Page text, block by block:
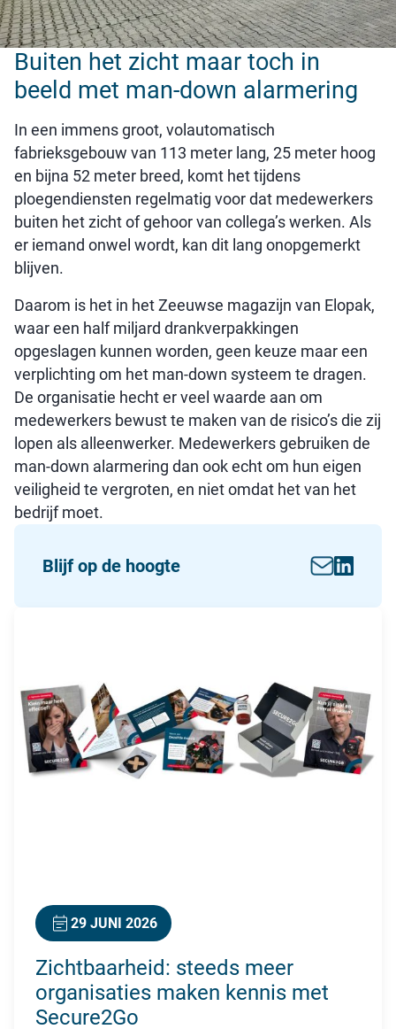
Buiten het zicht maar toch in
beeld met man-down alarmering
In een immens groot, volautomatisch
fabrieksgebouw van 113 meter lang, 25 meter hoog
en bijna 52 meter breed, komt het tijdens
ploegendiensten regelmatig voor dat medewerkers
buiten het zicht of gehoor van collega’s werken. Als
er iemand onwel wordt, kan dit lang onopgemerkt
blijven.
Daarom is het in het Zeeuwse magazijn van Elopak,
waar een half miljard drankverpakkingen
opgeslagen kunnen worden, geen keuze maar een
verplichting om het man-down systeem te dragen.
De organisatie hecht er veel waarde aan om
medewerkers bewust te maken van de risico’s die zij
lopen als alleenwerker. Medewerkers gebruiken de
man-down alarmering dan ook echt om hun eigen
veiligheid te vergroten, en niet omdat het van het
bedrijf moet.
Blijf op de hoogte
29 JUNI 2026
Zichtbaarheid: steeds meer
organisaties maken kennis met
Secure2Go